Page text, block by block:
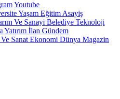
Youtube
Yaşam Eğitim Asayiş
Ve Sanayi Belediye Teknoloji
Yatırım İlan Gündem
Sanat Ekonomi Dünya Magazin